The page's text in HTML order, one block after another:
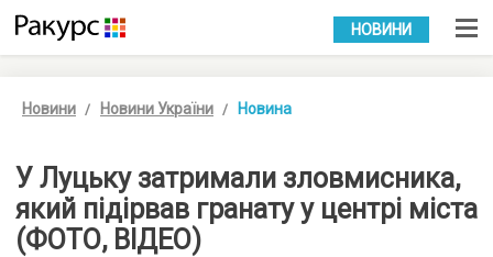
УКР РУС
НОВИНИ
Новини Новини України Новина
У Луцьку затримали зловмисника,
який підірвав гранату у центрі міста
(ФОТО, ВІДЕО)